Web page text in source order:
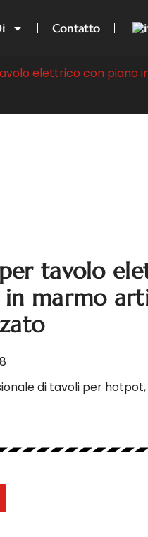
Contatto
elettrico con piano
tavolo
marmo
di tavoli per